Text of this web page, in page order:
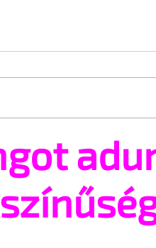
Támogathatsz és
Te is részt vehetsz a
Pride